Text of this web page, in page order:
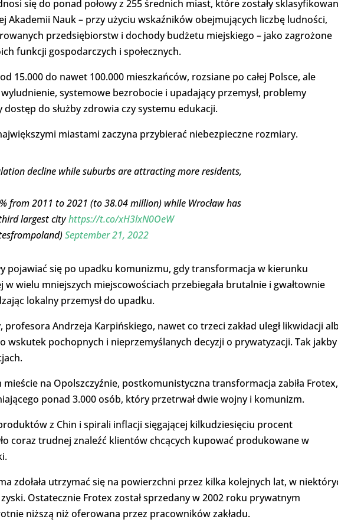
się do ponad połowy z 255 średnich miast, które zostały
Akademii Nauk – przy użyciu wskaźników obejmujących liczbę ludności,
przedsiębiorstw i dochody budżetu miejskiego – jako zagrożone
funkcji gospodarczych i społecznych.
15.000 do nawet 100.000 mieszkańców, rozsiane po całej Polsce, ale
systemowe bezrobocie i upadający przemysł, problemy
do służby zdrowia czy systemu edukacji.
miastami zaczyna przybierać niebezpieczne rozmiary.
decline while suburbs are attracting more residents,
from 2011 to 2021 (to 38.04 million) while Wrocław has
largest cityhttps://t.co/xH3lxN0OeW
September 21, 2022
pojawiać się po upadku komunizmu, gdy transformacja w kierunku
wielu mniejszych miejscowościach przebiegała brutalnie i gwałtownie
lokalny przemysł do upadku.
profesora Andrzeja Karpińskiego, nawet co trzeci zakład uległ likwidacji
wskutek pochopnych i nieprzemyślanych decyzji o prywatyzacji. Tak jakby
na Opolszczyźnie, postkomunistyczna transformacja zabiła Frotex,
ponad 3.000 osób, który przetrwał dwie wojny i komunizm.
z Chin i spirali inflacji sięgającej kilkudziesięciu procent
coraz trudnej znaleźć klientów chcących kupować produkowane w
zdołała utrzymać się na powierzchni przez kilka kolejnych lat, w
Ostatecznie Frotex został sprzedany w 2002 roku prywatnym
niższą niż oferowana przez pracowników zakładu.